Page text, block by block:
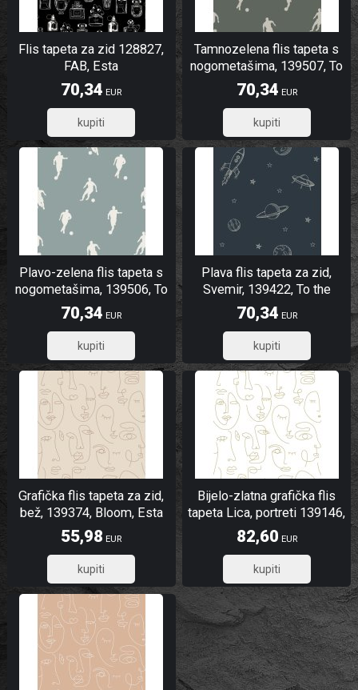
Flis tapeta za zid 128827,
FAB, Esta
70,34 EUR
56,27
Tamnozelena flis tapeta s
nogometašima, 139507, To
the Moon and Back, Esta
Home
70,34 EUR
56,27
Plavo-zelena flis tapeta s
nogometašima, 139506, To
the Moon and Back, Esta
Home
70,34 EUR
56,27
Plava flis tapeta za zid,
Svemir, 139422, To the
Moon and Back, Esta Home
70,34 EUR
56,27
Grafička flis tapeta za zid,
bež, 139374, Bloom, Esta
Home
55,98 EUR
44,78
Bijelo-zlatna grafička flis
tapeta Lica, portreti 139146,
Black & White, Esta
82,60 EUR
66,08